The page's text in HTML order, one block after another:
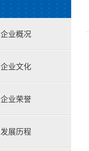
企业概况
企业文化
企业荣誉
发展历程